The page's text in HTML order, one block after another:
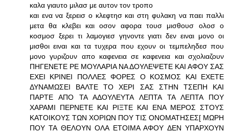
καλα γιαυτο μιλασ με αυτον τον τροπο
και ενα να ξερεισ ο κλεφτησ και στη φυλακη να παει παλλι
μετα θα κλεβει και οσον αφορα τουσ μισθουσ ολοσ ο
κοσμοσ ξερει τι λαμογιεσ γηνοντε γιατι δεν ειναι μονο οι
μισθοι ειναι και τα τυχερα που εχουν οι τεμπεληδεσ που
μονο γυριζουν απο καφενεια σε καφενεια και σχολιαζουν
ΠΗΓΕΝΕΤΕ ΡΕ ΜΟΥΛΑΡΙΑ ΝΑ ΔΟΥΛΕΨΕΤΕ ΚΑΙ ΑΦΟΥ ΣΑΣ
ΕΧΕΙ ΚΡΙΝΕΙ ΠΟΛΛΕΣ ΦΟΡΕΣ Ο ΚΟΣΜΟΣ ΚΑΙ ΕΧΕΤΕ
ΔΥΝΑΜΩΣΕΙ ΒΑΛΤΕ ΤΟ ΧΕΡΙ ΣΑΣ ΣΤΗΝ ΤΣΕΠΗ ΚΑΙ
ΠΑΡΤΕ ΑΠΟ ΤΑ ΑΔΟΥΛΕΥΤΑ ΛΕΠΤΑ ΤΑ ΛΕΠΤΑ ΠΟΥ
ΧΑΡΑΜΙ ΠΕΡΝΕΤΕ ΚΑΙ ΡΙΞΤΕ ΚΑΙ ΕΝΑ ΜΕΡΟΣ ΣΤΟΥΣ
ΚΑΤΟΙΚΟΥΣ ΤΩΝ ΧΟΡΙΩΝ ΠΟΥ ΤΙΣ ΟΝΟΜΑΤΗΣΕΣ[ ΜΩΡΗ
ΠΟΥ ΤΑ ΘΕΛΟΥΝ ΟΛΑ ΕΤΟΙΜΑ ΑΦΟΥ ΔΕΝ ΥΠΑΡΧΟΥΝ